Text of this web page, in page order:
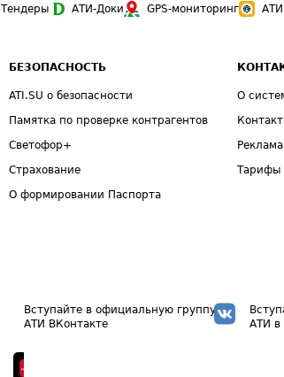
Тендеры АТИ-Доки GPS-мониторинг
БЕЗОПАСНОСТЬ
ATI.SU о безопасности
Памятка по проверке контрагентов
Светофор+
Страхование
О формировании Паспорта
О
Тарифы
Вступайте в официальную группу
АТИ ВКонтакте
АТИ в